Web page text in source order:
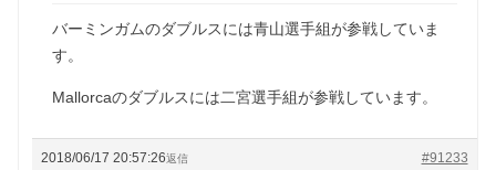
バーミンガムのダブルスには青山選手組が参戦していま
す。
Mallorcaのダブルスには二宮選手組が参戦しています。
2018/06/17 20:57:26 #91233
返信